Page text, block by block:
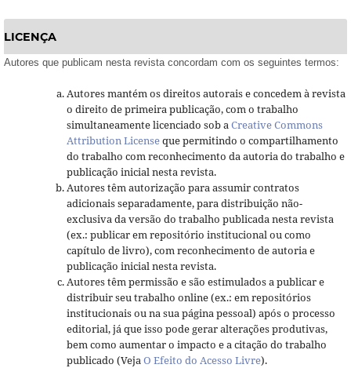
LICENÇA
Autores que publicam nesta revista concordam com os seguintes termos:
Autores mantém os direitos autorais e concedem à revista
o direito de primeira publicação, com o trabalho
simultaneamente licenciado sob aCreative Commons
Attribution Licenseque permitindo o compartilhamento
do trabalho com reconhecimento da autoria do trabalho e
publicação inicial nesta revista.
Autores têm autorização para assumir contratos
adicionais separadamente, para distribuição não-
exclusiva da versão do trabalho publicada nesta revista
(ex.: publicar em repositório institucional ou como
capítulo de livro), com reconhecimento de autoria e
publicação inicial nesta revista.
Autores têm permissão e são estimulados a publicar e
distribuir seu trabalho online (ex.: em repositórios
institucionais ou na sua página pessoal) após o processo
editorial, já que isso pode gerar alterações produtivas,
bem como aumentar o impacto e a citação do trabalho
publicado (VejaO Efeito do Acesso Livre).